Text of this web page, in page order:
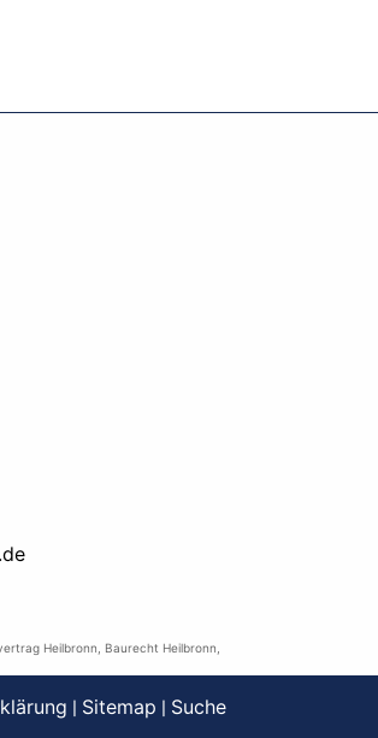
Heilbronn Baurecht Heilbronn
| Sitemap | Suche